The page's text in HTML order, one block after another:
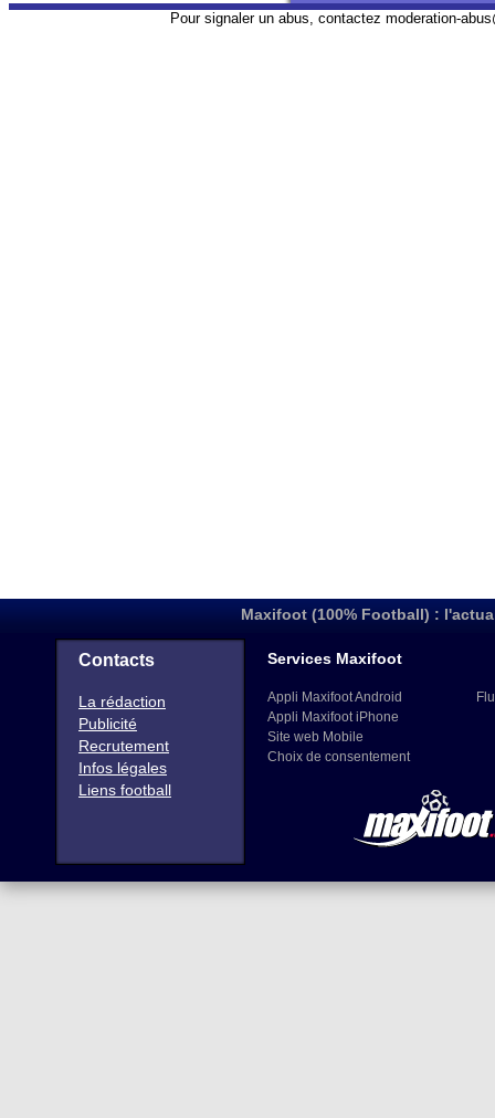
Pour signaler un abus, contactez moderation-
Maxifoot (100% Football) :
Contacts
La rédaction
Publicité
Recrutement
Infos légales
Liens football
Services Maxifoot
Appli Maxifoot Android
Appli Maxifoot iPhone
Site web Mobile
Choix de consentement